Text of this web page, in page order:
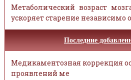
Метаболический возраст
ускоряет старение
Последние
Медикаментозная коррекция
проявлений ме